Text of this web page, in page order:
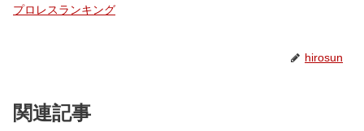
プロレスランキング
hirosun
関連記事